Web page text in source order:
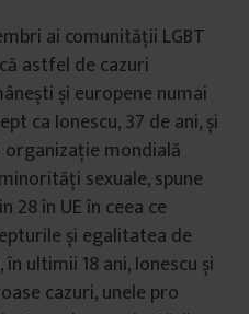
ai comunității LGBT
astfel de cazuri
și europene numai
ca Ionescu, 37 de ani, și
organizație mondială
sexuale, spune
28 în UE în ceea ce
și egalitatea de
ultimii 18 ani, Ionescu și
cazuri, unele pro